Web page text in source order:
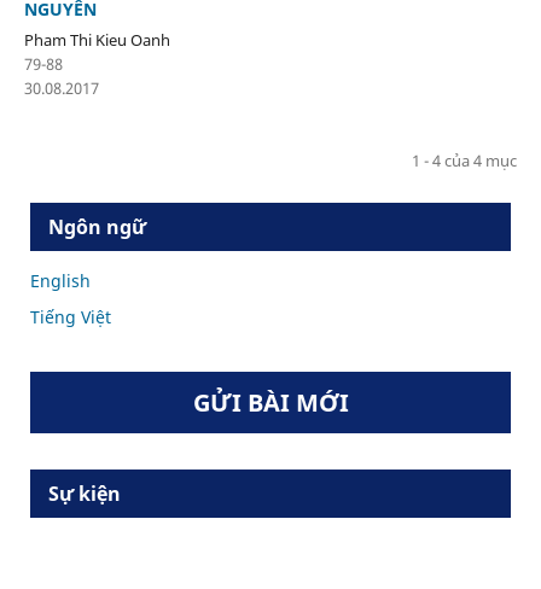
NGUYÊN
Pham Thi Kieu Oanh
79-88
30.08.2017
1 - 4 của 4 mục
Ngôn ngữ
English
Tiếng Việt
GỬI BÀI MỚI
Sự kiện